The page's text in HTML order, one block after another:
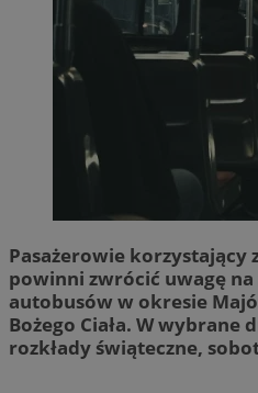
Pasażerowie
powinni zwrócić uwagę
autobusów w okresie
Bożego Ciała. W wybrane
rozkłady świąteczne,